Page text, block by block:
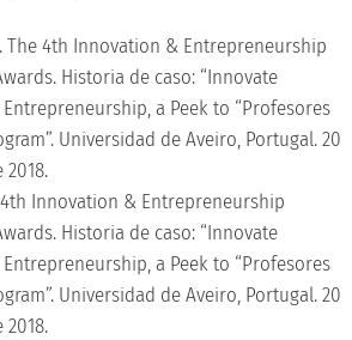
The 4th Innovation & Entrepreneurship
Historia de caso: “Innovate
Entrepreneurship, a Peek to “Profesores
Universidad de Aveiro, Portugal. 20
Innovation & Entrepreneurship
Historia de caso: “Innovate
Entrepreneurship, a Peek to “Profesores
Universidad de Aveiro, Portugal. 20